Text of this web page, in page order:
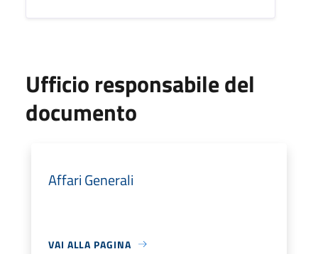
Ufficio responsabile del
documento
Affari Generali
VAI ALLA PAGINA